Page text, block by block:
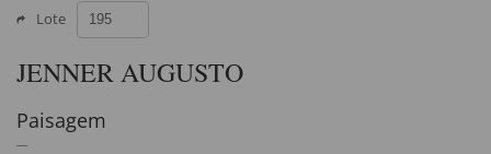
Lote
JENNER AUGUSTO
Paisagem